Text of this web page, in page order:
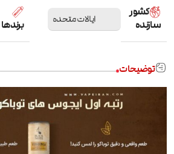
کشور
سازنده
ایالات متحده برندها
توضیحات